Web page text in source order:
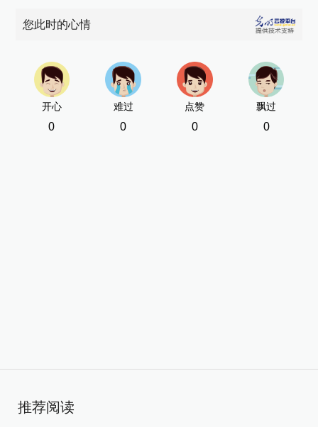
您此时的心情
开心
0
难过
0
点赞
0
飘过
0
推荐阅读